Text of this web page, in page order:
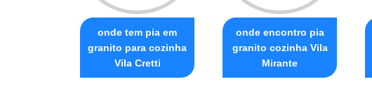
onde tem pia em
granito para cozinha
Vila Cretti
onde encontro pia
granito cozinha Vila
Mirante